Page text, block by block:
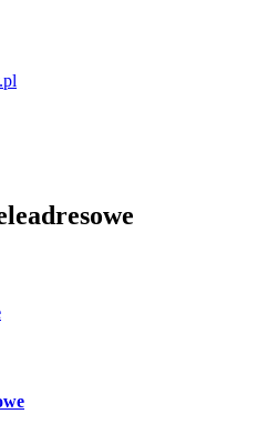
się w nowej karcie
otwiera się w nowej karcie
nowej karcie
karcie
otwiera się w nowej karcie
się w nowej karcie